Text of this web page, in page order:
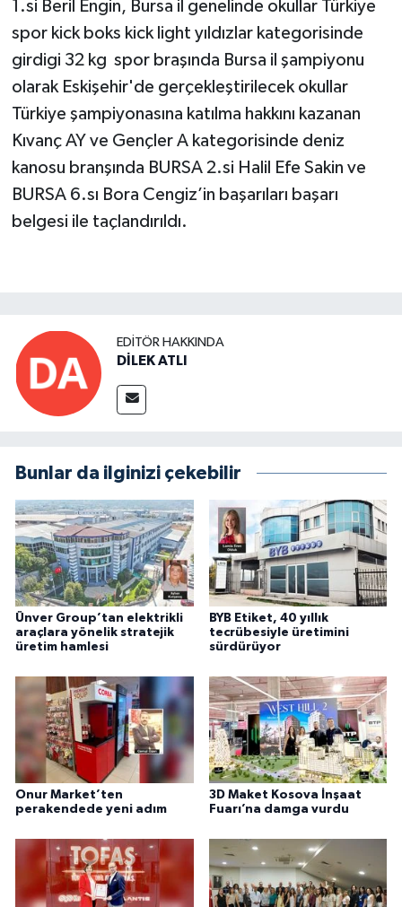
1.si Beril Engin, Bursa il genelinde okullar Türkiye
spor kick boks kick light yıldızlar kategorisinde
girdigi 32 kg spor braşında Bursa il şampiyonu
olarak Eskişehir'de gerçekleştirilecek okullar
Türkiye şampiyonasına katılma hakkını kazanan
Kıvanç AY ve Gençler A kategorisinde deniz
kanosu branşında BURSA 2.si Halil Efe Sakin ve
BURSA 6.sı Bora Cengiz’in başarıları başarı
belgesi ile taçlandırıldı.
EDITÖR HAKKINDA
DİLEK ATLI
Bunlar da ilginizi çekebilir
Ünver Group’tan elektrikli
araçlara yönelik stratejik
üretim hamlesi
BYB Etiket, 40 yıllık
tecrübesiyle üretimini
sürdürüyor
Onur Market’ten
perakendede yeni adım
3D Maket Kosova İnşaat
Fuarı’na damga vurdu